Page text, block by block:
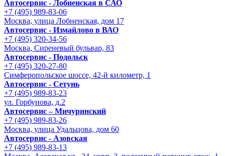
Автосервис - Лобненская в САО
+7 (495) 989-83-06
Москва, улица Лобненская, дом 17
Автосервис - Измайлово в ВАО
+7 (495) 320-34-56
Москва, Сиреневый бульвар, 83
Автосервис - Подольск
+7 (495) 320-27-80
Симферопольское шоссе, 42-й километр, 1
Автосервис - Сетунь
+7 (495) 989-83-23
ул. Горбунова, д.2
Автосервис – Мичуринский
+7 (495) 989-83-26
Москва, улица Удальцова, дом 60
Автосервис - Азовская
+7 (495) 989-83-13